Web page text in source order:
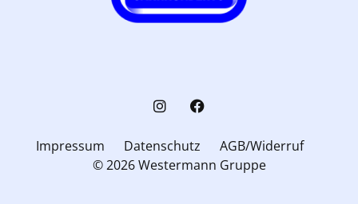
Impressum Datenschutz
AGB/Widerruf
© 2026 Westermann Gruppe